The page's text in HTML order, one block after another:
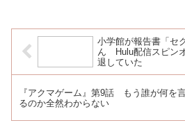
い」
小学館が報告書「セ
ん Hulu配信スピン
退していた
『アクマゲーム』第9話 もう誰が何を
るのか全然わからない